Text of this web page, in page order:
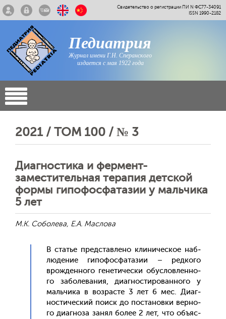
Свидетельство о регистрации ПИ N ФС77-34091
ISSN 1990-2182
Педиатрия
Журнал имени Г.Н. Сперанского
издается с мая 1922 года
2021 / ТОМ 100 / № 3
Диагностика и фермент-
заместительная терапия детской
формы гипофосфатазии у мальчика
5 лет
М.К. Соболева, Е.А. Маслова
В статье пред­став­ле­но кли­ничес­кое наб­
лю­дение ги­пофос­фа­тазии – ред­ко­го
врож­денно­го ге­нети­чес­ки обус­ловлен­но­
го за­боле­вания, ди­аг­ности­рован­но­го у
маль­чи­ка в воз­расте 3 лет 6 мес. Ди­аг­
ности­чес­кий по­иск до пос­та­нов­ки вер­но­
го ди­аг­но­за за­нял бо­лее 2 лет, что объ­яс­